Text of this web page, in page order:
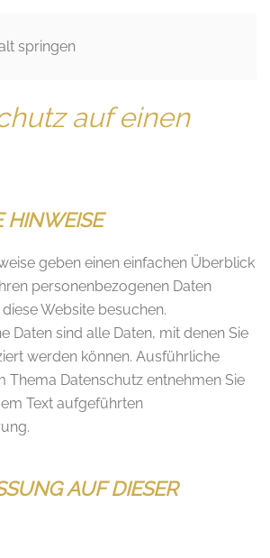
springen
auf einen
HINWEISE
geben einen einfachen Überblick
personenbezogenen Daten
Website besuchen.
Daten sind alle Daten, mit denen Sie
werden können. Ausführliche
Thema Datenschutz entnehmen Sie
Text aufgeführten
AUF DIESER